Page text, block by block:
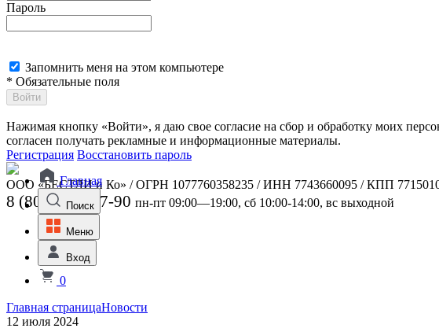
Пароль
Запомнить меня на этом компьютере
* Обязательные поля
Войти
Нажимая кнопку «Войти», я даю свое согласие на сбор и обработку моих
согласен получать рекламные и информационные материалы.
Регистрация Восстановить пароль
ООО «БЕСТЛИ и Ко» / ОГРН 1077760358235 / ИНН 7743660095 / КПП
8 (800) 301-07-90 пн-пт 09:00—19:00, сб 10:00-14:00, вс выходной
Главная
Поиск
Меню
Вход
0
Главная страницаНовости
12 июля 2024